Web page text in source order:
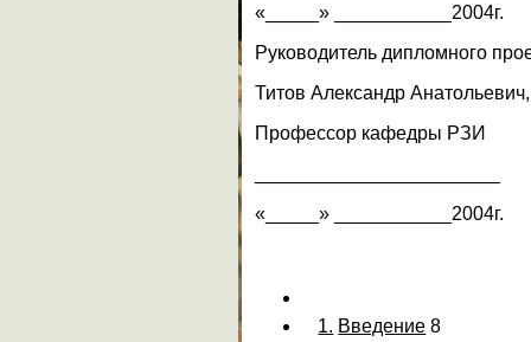
«_____» ___________2004г.
Руководитель дипломного
Титов Александр Анатольевич,
Профессор кафедры РЗИ
«_____» ___________2004г.
1. Введение 8